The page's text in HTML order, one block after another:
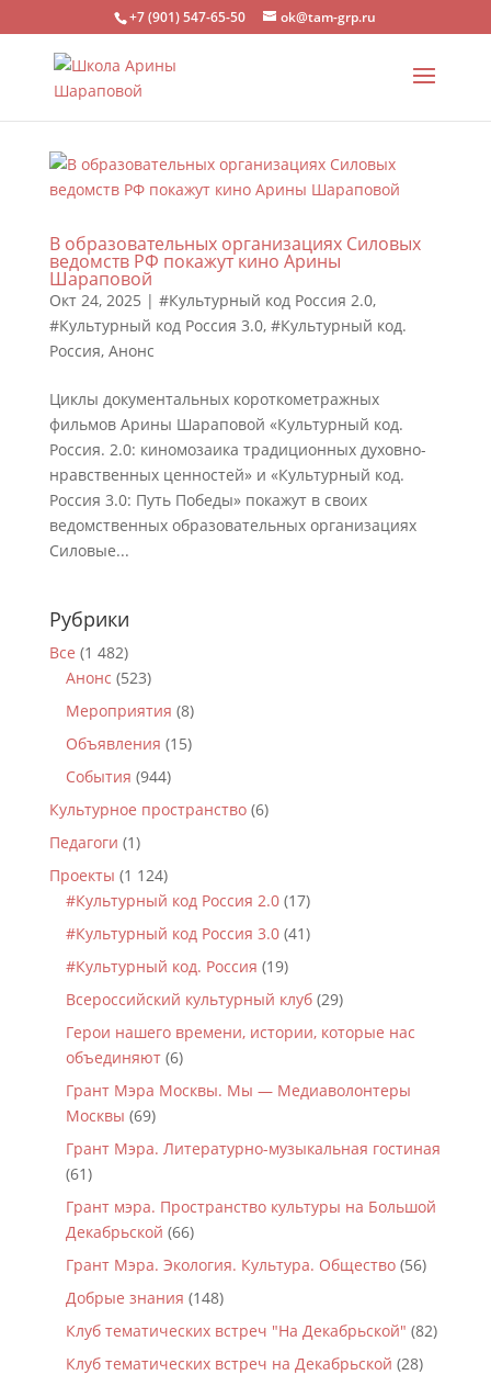
+7 (901) 547-65-50 ok@tam-grp.ru
В образовательных организациях Силовых
ведомств РФ покажут кино Арины
Шараповой
Окт 24, 2025 | #Культурный код Россия 2.0,
#Культурный код Россия 3.0, #Культурный код.
Россия, Анонс
Циклы документальных короткометражных
фильмов Арины Шараповой «Культурный код.
Россия. 2.0: киномозаика традиционных духовно-
нравственных ценностей» и «Культурный код.
Россия 3.0: Путь Победы» покажут в своих
ведомственных образовательных организациях
Силовые...
Рубрики
Все (1 482)
Анонс (523)
Мероприятия (8)
Объявления (15)
События (944)
Культурное пространство(6)
Педагоги (1)
Проекты (1 124)
#Культурный код Россия 2.0(17)
#Культурный код Россия 3.0(41)
#Культурный код. Россия (19)
Всероссийский культурный клуб(29)
Герои нашего времени, истории, которые нас
объединяют(6)
Грант Мэра Москвы. Мы — Медиаволонтеры
Москвы (69)
Грант Мэра. Литературно-музыкальная гостиная
(61)
Грант мэра. Пространство культуры на Большой
Декабрьской (66)
Грант Мэра. Экология. Культура. Общество(56)
Добрые знания (148)
Клуб тематических встреч "На Декабрьской" (82)
Клуб тематических встреч на Декабрьской (28)